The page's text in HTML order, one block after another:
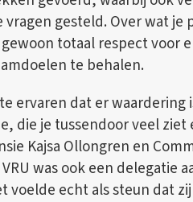
gesteld. Over wat
totaal respect voor
te behalen.
ervaren dat er
die je tussendoor veel
Kajsa Ollongren en
was ook een delegatie
voelde echt als steun dat